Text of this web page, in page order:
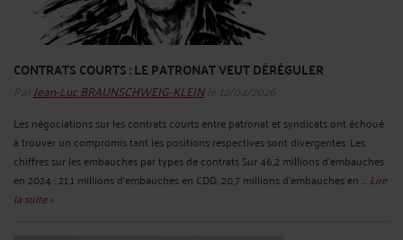
CONTRATS COURTS : LE PATRONAT VEUT DÉRÉGULER
Par Jean-Luc BRAUNSCHWEIG-KLEINle 12/04/2026
Les négociations sur les contrats courts entre patronat et syndicats ont échoué
à trouver un compromis tant les positions respectives sont divergentes. Les
chiffres sur les embauches par types de contrats Sur 46,2 millions d’embauches
en 2024 : 21,1 millions d’embauches en CDD, 20,7 millions d’embauches en ... Lire
la suite >